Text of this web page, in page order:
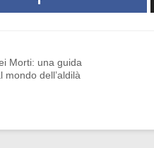
Morti: una guida
mondo dell’aldilà